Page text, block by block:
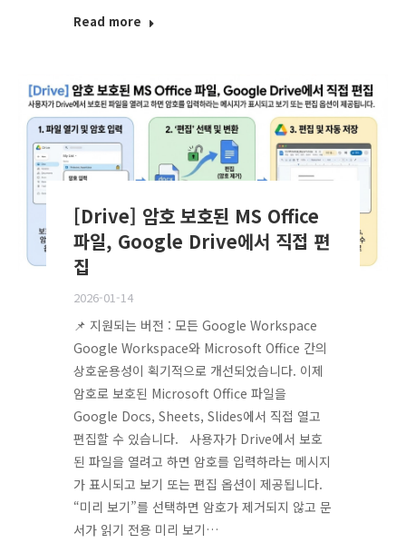
Read more
[Drive] 암호 보호된 MS Office
파일, Google Drive에서 직접 편
집
2026-01-14
📌 지원되는 버전 : 모든 Google Workspace
Google Workspace와 Microsoft Office 간의
상호운용성이 획기적으로 개선되었습니다. 이제
암호로 보호된 Microsoft Office 파일을
Google Docs, Sheets, Slides에서 직접 열고
편집할 수 있습니다. 사용자가 Drive에서 보호
된 파일을 열려고 하면 암호를 입력하라는 메시지
가 표시되고 보기 또는 편집 옵션이 제공됩니다.
“미리 보기”를 선택하면 암호가 제거되지 않고 문
서가 읽기 전용 미리 보기…